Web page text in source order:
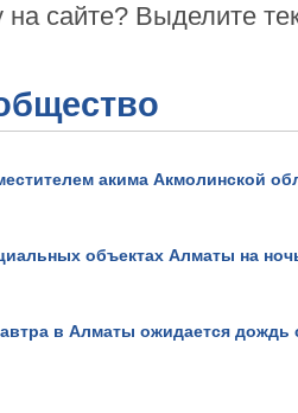
сайте? Выделите
акима Акмолинской
объектах Алматы на
в Алматы ожидается дождь